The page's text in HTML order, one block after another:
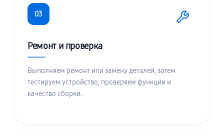
03
Ремонт и проверка
Выполняем ремонт или замену деталей, затем
тестируем устройство, проверяем функции и
качество сборки.